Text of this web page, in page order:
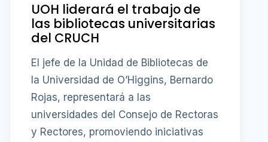
UOH liderará el trabajo de
las bibliotecas universitarias
del CRUCH
El jefe de la Unidad de Bibliotecas de
la Universidad de O’Higgins, Bernardo
Rojas, representará a las
universidades del Consejo de Rectoras
y Rectores, promoviendo iniciativas